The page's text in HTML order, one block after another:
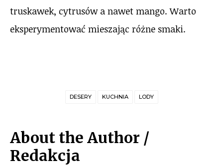
truskawek, cytrusów a nawet mango. Warto
eksperymentować mieszając różne smaki.
DESERY KUCHNIA LODY
About the Author /
Redakcja